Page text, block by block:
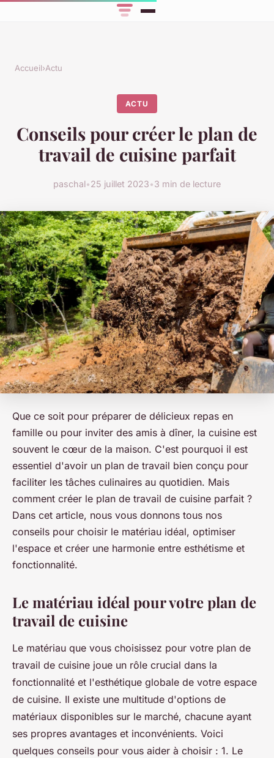
Accueil›Actu
ACTU
Conseils pour créer le plan de
travail de cuisine parfait
paschal•25 juillet 2023•3 min de lecture
Que ce soit pour préparer de délicieux repas en
famille ou pour inviter des amis à dîner, la cuisine est
souvent le cœur de la maison. C'est pourquoi il est
essentiel d'avoir un plan de travail bien conçu pour
faciliter les tâches culinaires au quotidien. Mais
comment créer le plan de travail de cuisine parfait ?
Dans cet article, nous vous donnons tous nos
conseils pour choisir le matériau idéal, optimiser
l'espace et créer une harmonie entre esthétisme et
fonctionnalité.
Le matériau idéal pour votre plan de
travail de cuisine
Le matériau que vous choisissez pour votre plan de
travail de cuisine joue un rôle crucial dans la
fonctionnalité et l'esthétique globale de votre espace
de cuisine. Il existe une multitude d'options de
matériaux disponibles sur le marché, chacune ayant
ses propres avantages et inconvénients. Voici
quelques conseils pour vous aider à choisir : 1. Le